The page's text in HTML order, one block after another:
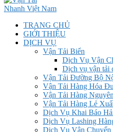
TRANG CHỦ
GIỚI THIỆU
DỊCH VỤ
Vận Tải Biển
Dịch Vụ Vận
Dịch vụ vận tải
Vận Tải Đường Bộ
Vận Tải Hàng Hóa
Vận Tải Hàng
Vận Tải Hàng Lẻ
Dịch Vụ Khai Báo
Dịch Vụ Lashing
Dịch Vụ Vận